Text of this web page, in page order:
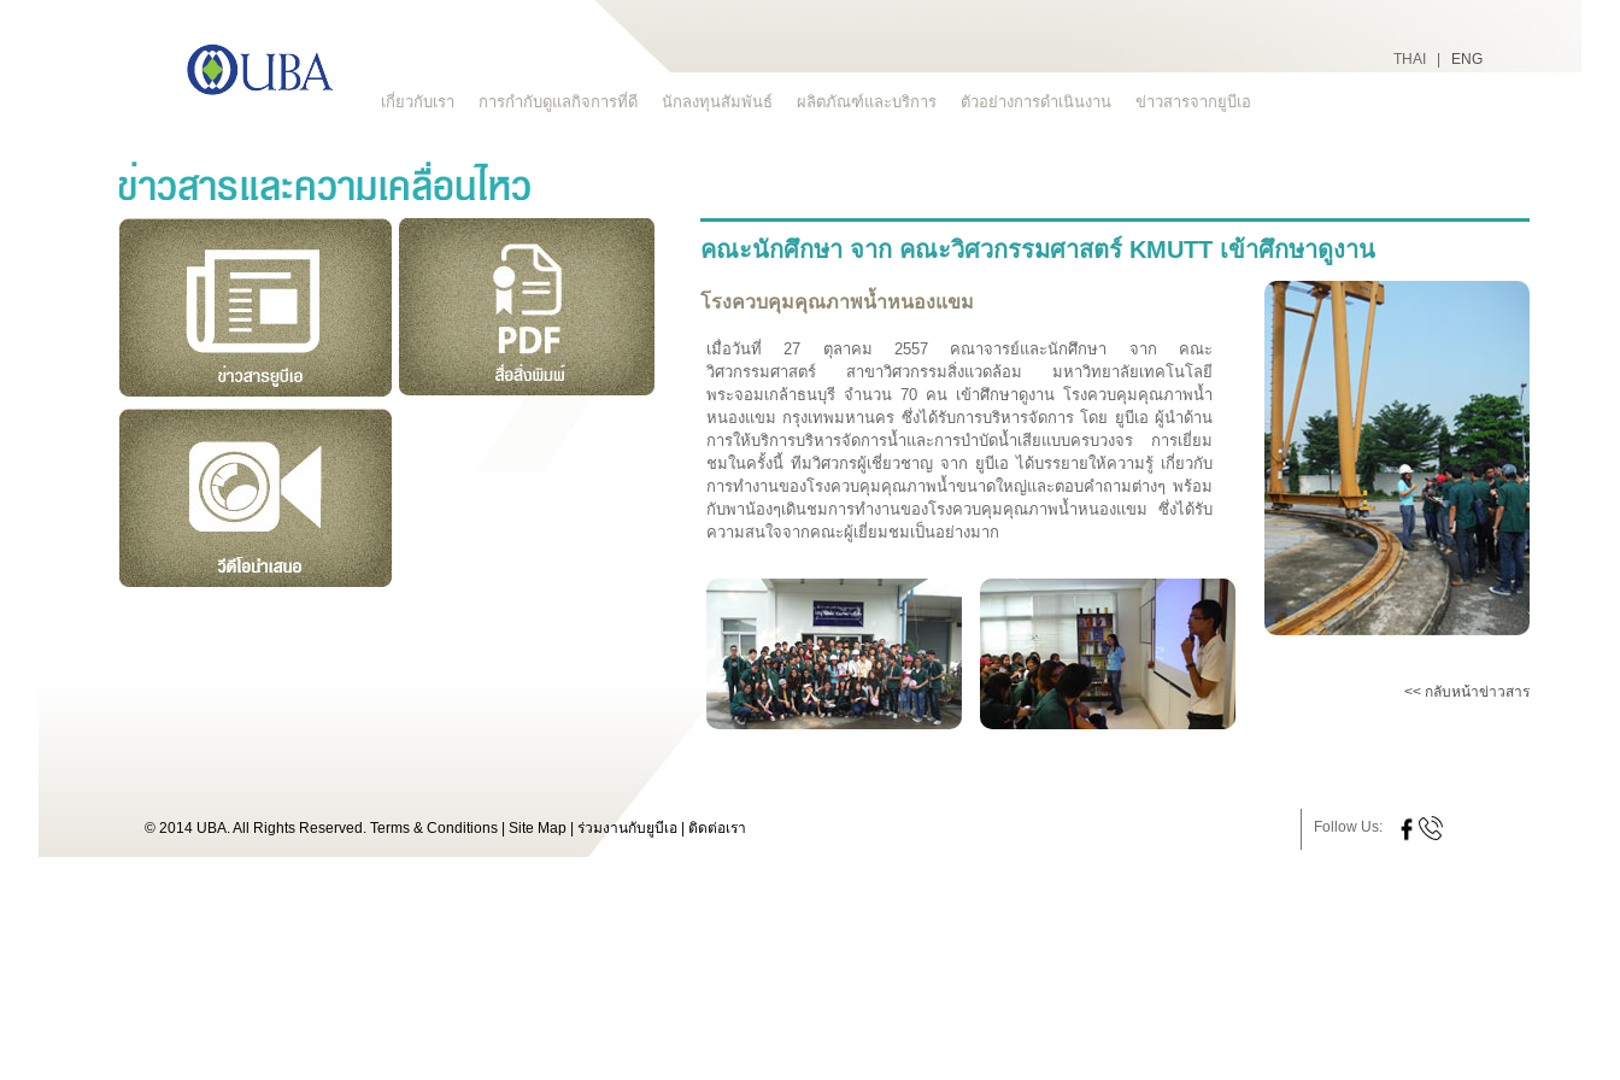
THAI | ENG
เกี่ยวกับเรา การกำกับดูแลกิจการที่ดี นักลงทุนสัมพันธ์ ผลิตภัณฑ์และบริการ ตัวอย่างการดำเนินงาน ข่าวสารจากยูบีเอ
คณะนักศึกษา จาก คณะวิศวกรรมศาสตร์ KMUTT เข้าศึกษาดูงาน
โรงควบคุมคุณภาพน้ำหนองแขม
เมื่อวันที่ 27 ตุลาคม 2557 คณาจารย์และนักศึกษา จาก คณะ
วิศวกรรมศาสตร์ สาขาวิศวกรรมสิ่งแวดล้อม มหาวิทยาลัยเทคโนโลยี
พระจอมเกล้าธนบุรี จำนวน 70 คน เข้าศึกษาดูงาน โรงควบคุมคุณภาพน้ำ
หนองแขม กรุงเทพมหานคร ซึ่งได้รับการบริหารจัดการ โดย ยูบีเอ ผู้นำด้าน
การให้บริการบริหารจัดการน้ำและการบำบัดน้ำเสียแบบครบวงจร การเยี่ยม
ชมในครั้งนี้ ทีมวิศวกรผู้เชี่ยวชาญ จาก ยูบีเอ ได้บรรยายให้ความรู้ เกี่ยวกับ
การทำงานของโรงควบคุมคุณภาพน้ำขนาดใหญ่และตอบคำถามต่างๆ พร้อม
กับพาน้องๆเดินชมการทำงานของโรงควบคุมคุณภาพน้ำหนองแขม ซึ่งได้รับ
ความสนใจจากคณะผู้เยี่ยมชมเป็นอย่างมาก
<< กลับหน้าข่าวสาร
Follow Us:
© 2014 UBA. All Rights Reserved. Terms & Conditions| Site Map| ร่วมงานกับยูบีเอ| ติดต่อเรา